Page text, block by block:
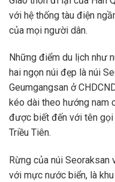
với hệ thống tàu điện
của mọi người dân.
Những điểm du lịch như
hai ngọn núi đẹp là núi
Geumgangsan ở
kéo dài theo hướng nam
được biết đến với tên gọi
Triều Tiên.
Rừng của núi
với mực nước biển, là